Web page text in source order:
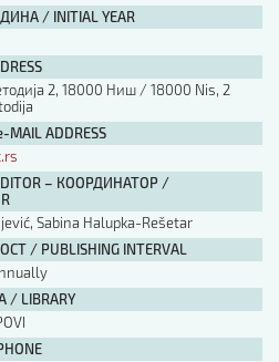
[B5, ћир]
[B5, лат]
[B5, енг]
ИЗДАЊА
/ INITIAL YEAR
2, 18000 Ниш / 18000 Nis, 2
ADDRESS
– КООРДИНАТОР /
Sabina Halupka-Rešetar
/ PUBLISHING INTERVAL
LIBRARY